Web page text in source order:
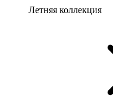
Летняя коллекция